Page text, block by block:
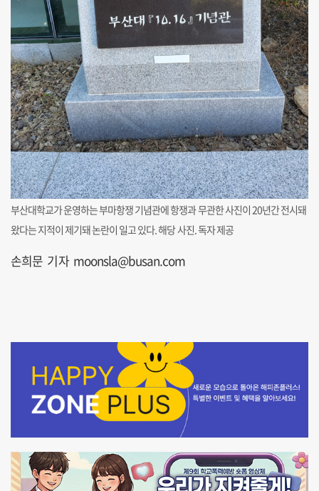
부산대학교가 운영하는 부마항쟁 기념관에 항쟁과 무관한 사진이 20년간 전시돼
왔다는 지적이 제기돼 논란이 일고 있다. 해당 사진. 독자 제공
손희문 기자 moonsla@busan.com